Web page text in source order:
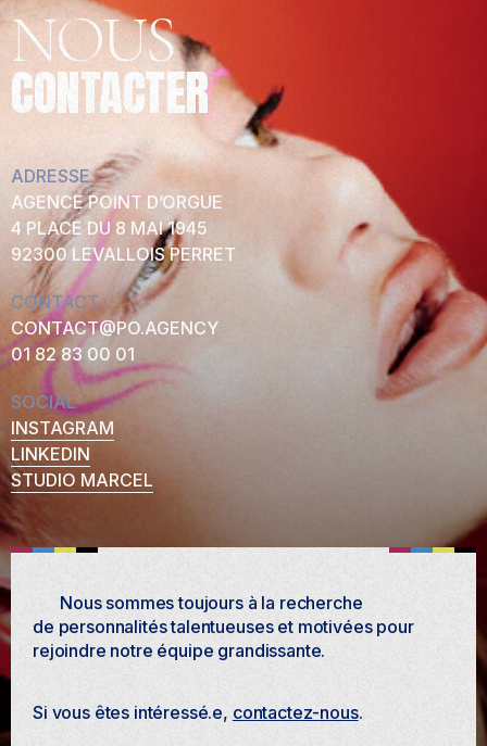
NOUS
CONTACTER
ADRESSE
AGENCE POINT D’ORGUE
4 PLACE DU 8 MAI 1945
92300 LEVALLOIS PERRET
CONTACT
CONTACT@PO.AGENCY
01 82 83 00 01
SOCIAL
INSTAGRAM
LINKEDIN
STUDIO MARCEL
Nous sommes toujours à la recherche
de personnalités talentueuses et motivées pour
rejoindre notre équipe grandissante.
Si vous êtes intéressé.e, contactez-nous.